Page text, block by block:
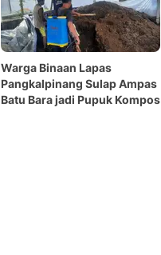
Warga Binaan Lapas
Pangkalpinang Sulap Ampas
Batu Bara jadi Pupuk Kompos